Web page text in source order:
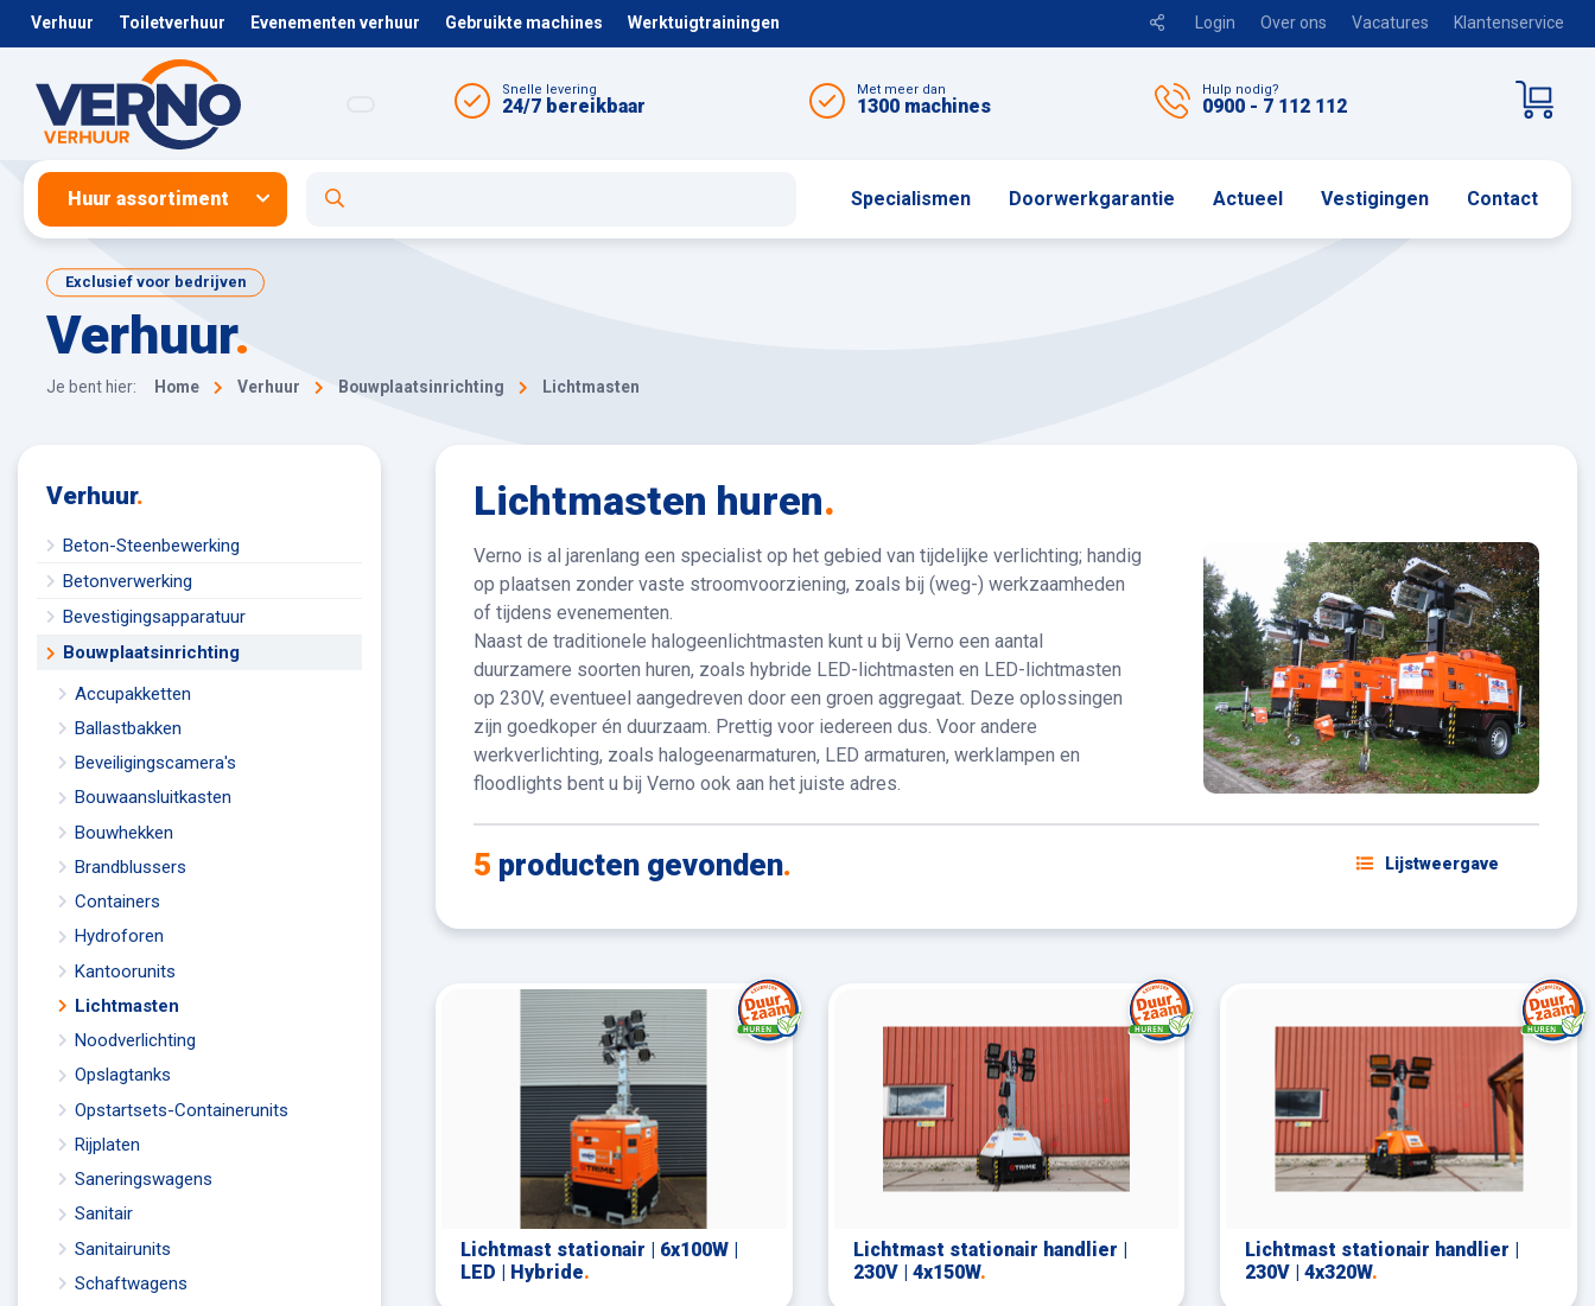
Verhuur Toiletverhuur Evenementen verhuur Gebruikte machines Werktuigtrainingen Login Over ons Vacatures Klantenservice
Snelle levering
24/7 bereikbaar
Met meer dan
1300 machines
Hulp nodig?
0900 - 7 112 112
Huur assortiment Specialismen Doorwerkgarantie Actueel Vestigingen Contact
Exclusief voor bedrijven
Verhuur.
Je bent hier: Home Verhuur Bouwplaatsinrichting Lichtmasten
Lichtmasten huren.
Verno is al jarenlang een specialist op het gebied van tijdelijke verlichting; handig
op plaatsen zonder vaste stroomvoorziening, zoals bij (weg-) werkzaamheden
of tijdens evenementen.
Naast de traditionele halogeenlichtmasten kunt u bij Verno een aantal
duurzamere soorten huren, zoals hybride LED-lichtmasten en LED-lichtmasten
op 230V, eventueel aangedreven door een groen aggregaat. Deze oplossingen
zijn goedkoper én duurzaam. Prettig voor iedereen dus. Voor andere
werkverlichting, zoals halogeenarmaturen, LED armaturen, werklampen en
floodlights bent u bij Verno ook aan het juiste adres.
5 producten gevonden. Lijstweergave
Lichtmast stationair | 6x100W |
LED | Hybride.
Lichtmast stationair handlier |
230V | 4x150W.
Lichtmast stationair handlier |
230V | 4x320W.
Verhuur.
Beton-Steenbewerking
Betonverwerking
Bevestigingsapparatuur
Bouwplaatsinrichting
Accupakketten
Ballastbakken
Beveiligingscamera's
Bouwaansluitkasten
Bouwhekken
Brandblussers
Containers
Hydroforen
Kantoorunits
Lichtmasten
Noodverlichting
Opslagtanks
Opstartsets-Containerunits
Rijplaten
Saneringswagens
Sanitair
Sanitairunits
Schaftwagens